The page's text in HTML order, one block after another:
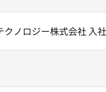
クノロジー株式会社 入社